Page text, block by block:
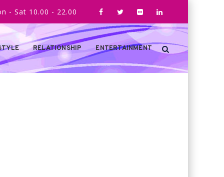
- Sat 10.00 - 22.00
RELATIONSHIP ENTERTAINMENT